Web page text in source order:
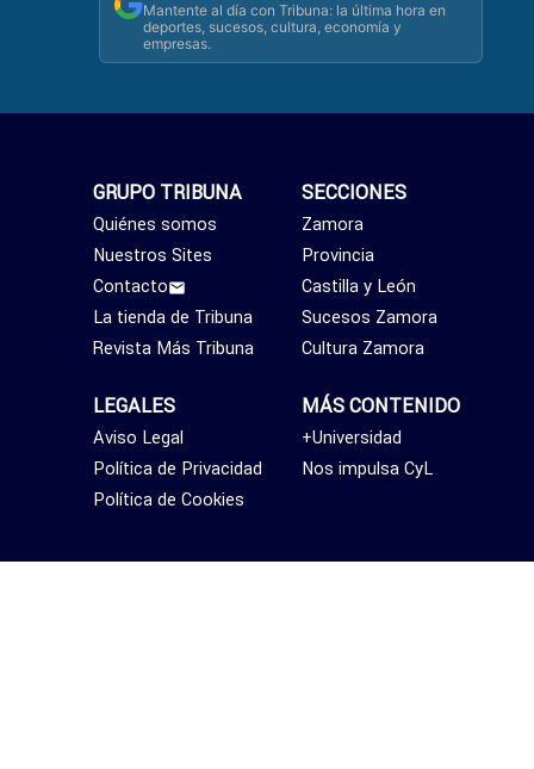
Mantente al día con Tribuna: la última hora en
deportes, sucesos, cultura, economía y
empresas.
SECCIONES
Zamora
Provincia
Castilla y León
Sucesos Zamora
Cultura Zamora
MÁS CONTENIDO
+Universidad
Nos impulsa CyL
GRUPO TRIBUNA
Quiénes somos
Nuestros Sites
Contacto
La tienda de Tribuna
Revista Más Tribuna
LEGALES
Aviso Legal
Política de Privacidad
Política de Cookies